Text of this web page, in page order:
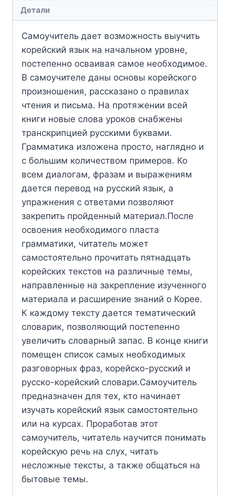
Детали
Самоучитель дает возможность выучить
корейский язык на начальном уровне,
постепенно осваивая самое необходимое.
В самоучителе даны основы корейского
произношения, рассказано о правилах
чтения и письма. На протяжении всей
книги новые слова уроков снабжены
транскрипцией русскими буквами.
Грамматика изложена просто, наглядно и
с большим количеством примеров. Ко
всем диалогам, фразам и выражениям
дается перевод на русский язык, а
упражнения с ответами позволяют
закрепить пройденный материал.После
освоения необходимого пласта
грамматики, читатель может
самостоятельно прочитать пятнадцать
корейских текстов на различные темы,
направленные на закрепление изученного
материала и расширение знаний о Корее.
К каждому тексту дается тематический
словарик, позволяющий постепенно
увеличить словарный запас. В конце книги
помещен список самых необходимых
разговорных фраз, корейско-русский и
русско-корейский словари.Самоучитель
предназначен для тех, кто начинает
изучать корейский язык самостоятельно
или на курсах. Проработав этот
самоучитель, читатель научится понимать
корейскую речь на слух, читать
несложные тексты, а также общаться на
бытовые темы.